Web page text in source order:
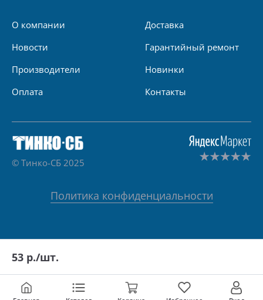
53 р./шт.
О компании
Новости
Производители
Оплата
Доставка
Гарантийный ремонт
Новинки
Контакты
© Тинко-СБ 2025
Политика конфиденциальности